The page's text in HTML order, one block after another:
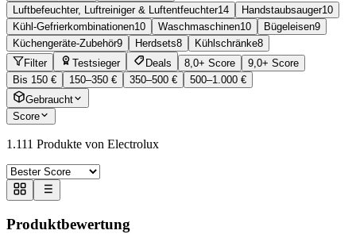
Luftbefeuchter, Luftreiniger & Luftentfeuchter14 Handstaubsauger10
Kühl-Gefrierkombinationen10 Waschmaschinen10 Bügeleisen9
Küchengeräte-Zubehör9 Herdsets8 Kühlschränke8
Filter
Testsieger Deals 8,0+ Score
9,0+ Score
Bis 150 €
150–350 € 350–500 €
500–1.000 €
Gebraucht
Score
1.111 Produkte von Electrolux
Produktbewertung